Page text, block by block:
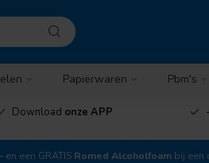
Papierwaren Pbm's
Download onze APP
en een GRATIS Romed Alcoholfoam bij een